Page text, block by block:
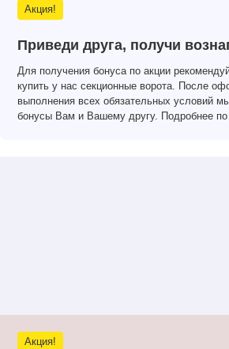
Акция!
Приведи друга, получи
Для получения бонуса по акции
купить у нас секционные ворота. После
выполнения всех обязательных условий
бонусы Вам и Вашему другу. Подробнее по
Акция!